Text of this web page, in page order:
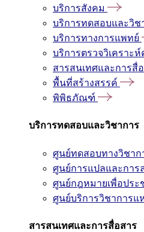
บริการสังคม
บริการทดสอบและวิช
บริการทางการแพทย์
บริการตรวจวิเคราะ
สารสนเทศและการสื่
พื้นที่สร้างสรรค์
พิพิธภัณฑ์
บริการทดสอบและวิชาการ
ศูนย์ทดสอบทางวิชาก
ศูนย์การแปลและการ
ศูนย์กฎหมายเพื่อประ
ศูนย์บริการวิชาการ
สารสนเทศและการสื่อสาร